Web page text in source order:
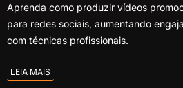
Aprenda como produzir vídeos
para redes sociais, aumentando
com técnicas profissionais.
LEIA MAIS